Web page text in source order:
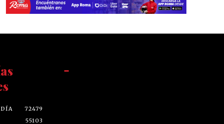
72479
55103
-